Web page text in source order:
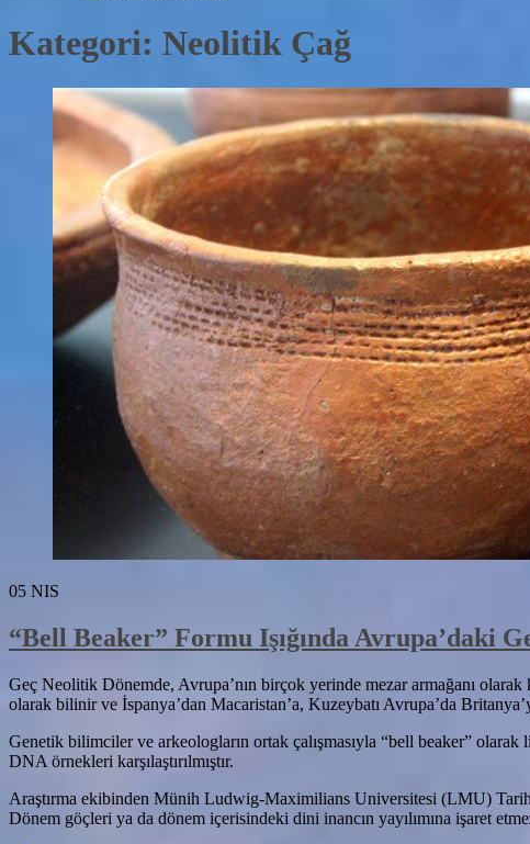
Kategori: Neolitik Çağ
05 NIS
“Bell Beaker” Formu Işığında Avrupa’daki
Geç Neolitik Dönemde, Avrupa’nın birçok yerinde mezar armağanı
olarak bilinir ve İspanya’dan Macaristan’a, Kuzeybatı Avrupa’da
Genetik bilimciler ve arkeologların ortak çalışmasıyla “bell beaker”
DNA örnekleri karşılaştırılmıştır.
Araştırma ekibinden Münih Ludwig-Maximilians Universitesi (LMU)
Dönem göçleri ya da dönem içerisindeki dini inancın yayılımına işaret